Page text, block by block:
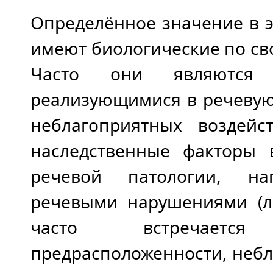
Определённое значение в
имеют биологические по
Часто они являются
реализующимися в
неблагоприятных
наследственные
речевой патологии,
речевыми нарушениями
часто
предрасположенности,